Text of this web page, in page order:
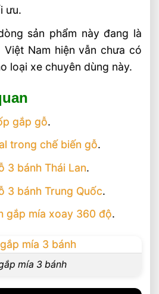
ưu.
sản phẩm này đang là
Việt Nam hiện vẫn chưa có
loại xe chuyên dùng này.
gắp gỗ.
trong chế biến gỗ.
3 bánh Thái Lan.
3 bánh Trung Quốc.
gắp mía xoay 360 độ.
mía 3 bánh